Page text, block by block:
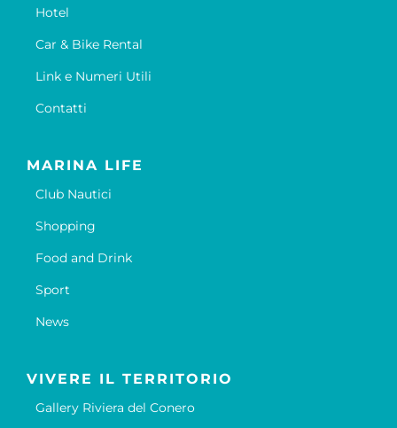
Hotel
Car & Bike Rental
Link e Numeri Utili
Contatti
MARINA LIFE
Club Nautici
Shopping
Food and Drink
Sport
News
VIVERE IL TERRITORIO
Gallery Riviera del Conero